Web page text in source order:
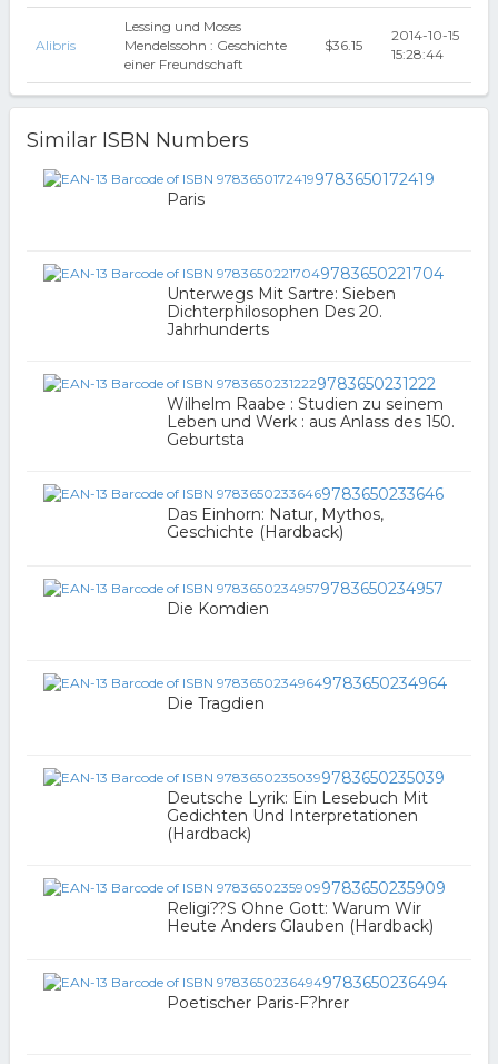
Alibris
Lessing und Moses
Mendelssohn : Geschichte
einer Freundschaft
$36.15
2014-10-15
15:28:44
Similar ISBN Numbers
9783650172419
Paris
9783650221704
Unterwegs Mit Sartre: Sieben
Dichterphilosophen Des 20.
Jahrhunderts
9783650231222
Wilhelm Raabe : Studien zu seinem
Leben und Werk : aus Anlass des 150.
Geburtsta
9783650233646
Das Einhorn: Natur, Mythos,
Geschichte (Hardback)
9783650234957
Die Komdien
9783650234964
Die Tragdien
9783650235039
Deutsche Lyrik: Ein Lesebuch Mit
Gedichten Und Interpretationen
(Hardback)
9783650235909
Religi??S Ohne Gott: Warum Wir
Heute Anders Glauben (Hardback)
9783650236494
Poetischer Paris-F?hrer